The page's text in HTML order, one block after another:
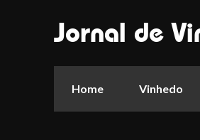
Jornal de
Home Vinhedo